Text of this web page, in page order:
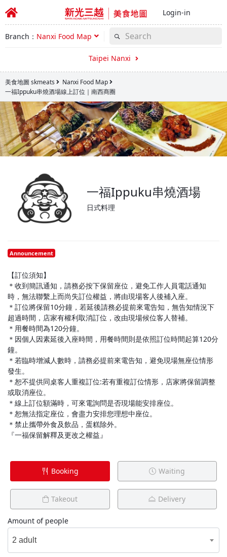
Login-in
Branch： Nanxi Food Map
Taipei Nanxi
美食地圖 skmeats
Nanxi Food Map
一福Ippuku串燒酒場線上訂位｜南西商圈
一福Ippuku串燒酒場
日式料理
Announcement
【訂位須知】
＊收到簡訊通知，請務必按下保留座位，避免工作人員電話通知
時，無法聯繫上而尚失訂位權益，將由現場客人後補入座。
＊訂位將保留10分鐘，若延後請務必提前來電告知，無告知情況下
超過時間，店家有權利取消訂位，改由現場候位客人替補。
＊用餐時間為120分鐘。
＊因個人因素延後入座時間，用餐時間則是依照訂位時間起算120分
鐘。
＊若臨時增減人數時，請務必提前來電告知，避免現場無座位情形
發生。
＊恕不提供同桌客人重複訂位:若有重複訂位情形，店家將保留調整
或取消座位。
＊線上訂位額滿時，可來電詢問是否現場能安排座位。
＊恕無法指定座位，會盡力安排您理想中座位。
＊禁止攜帶外食及飲品，蛋糕除外。
『一福保留解釋及更改之權益』
Booking Waiting
Takeout Delivery
Amount of people
2 adult